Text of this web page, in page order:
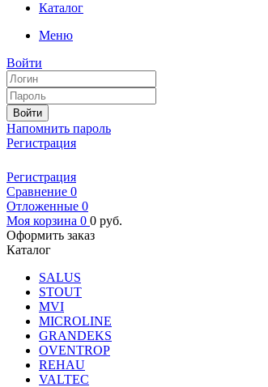
Каталог
Меню
Войти
Войти
Напомнить пароль
Регистрация
Регистрация
Сравнение 0
Отложенные 0
Моя корзина 0 0 руб.
Оформить заказ
Каталог
SALUS
STOUT
MVI
MICROLINE
GRANDEKS
OVENTROP
REHAU
VALTEC